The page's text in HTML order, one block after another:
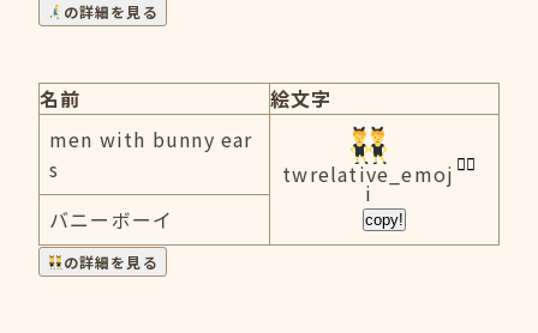
の詳細を見る
名前
絵文字
men with bunny ear
s
twrelative_emoj
i
copy!
バニーボーイ
の詳細を見る